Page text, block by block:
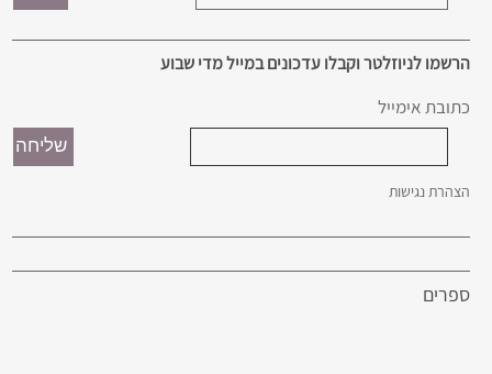
הרשמו לניוזלטר וקבלו עדכונים במייל מדי שבוע
כתובת אימייל
הצהרת נגישות
ספרים